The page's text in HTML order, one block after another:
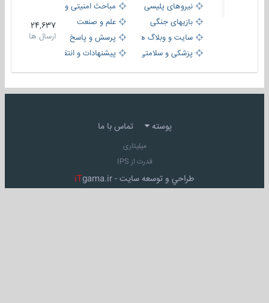
نیروهای پلیسی
مباحث امنیتی و اطلاعاتی
بازیهای جنگی
علم و صنعت
سایت و وبلاگ ها
پرسش و پاسخ
پزشکی و سلامتی
پیشنهادات و انتقادات
24,637
ارسال ها
پوسته تماس با ما
میلیتاری
قدرت از IPS
طراحي و توسعه سايت - iTgama.ir